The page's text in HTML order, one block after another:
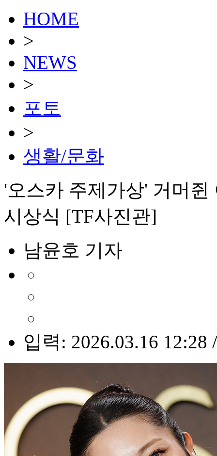
HOME
>
NEWS
>
포토
>
생활/문화
'오스카 주제가상' 거머
시상식 [TF사진관]
남윤호 기자
입력: 2026.03.16 12:28